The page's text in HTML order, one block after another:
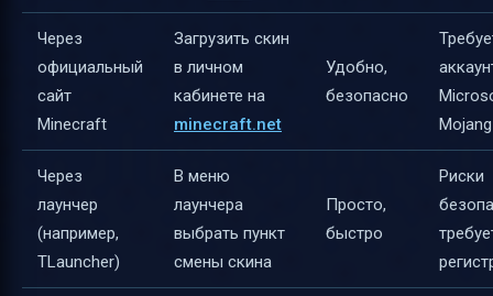
Через
официальный
сайт
Minecraft
Загрузить скин
в личном
кабинете на
minecraft.net
Удобно,
безопасно
Mojang
Через
лаунчер
(например,
TLauncher)
В меню
лаунчера
выбрать пункт
смены скина
Просто,
быстро
Риски